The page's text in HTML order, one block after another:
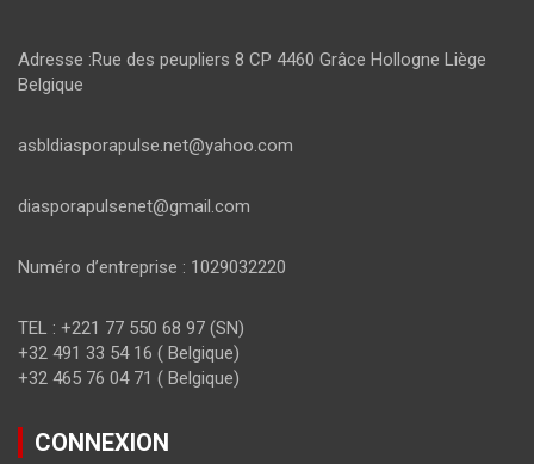
Adresse :Rue des peupliers 8 CP 4460 Grâce Hollogne Liège
Belgique
asbldiasporapulse.net@yahoo.com
diasporapulsenet@gmail.com
Numéro d’entreprise : 1029032220
TEL : +221 77 550 68 97 (SN)
+32 491 33 54 16 ( Belgique)
+32 465 76 04 71 ( Belgique)
CONNEXION